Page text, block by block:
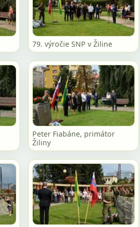
79. výročie SNP v Žiline
Peter Fiabáne, primátor
Žiliny